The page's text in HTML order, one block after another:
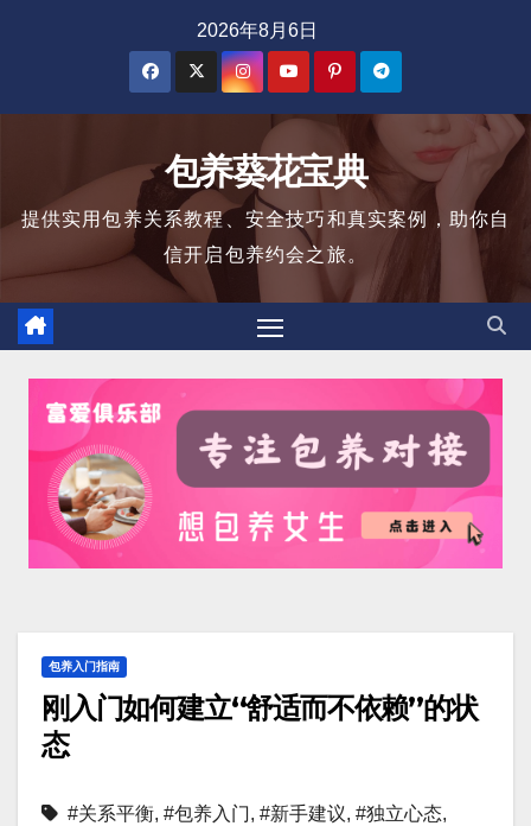
2026年8月6日
包养葵花宝典
提供实用包养关系教程、安全技巧和真实案例，助你自
信开启包养约会之旅。
包养入门指南
刚入门如何建立“舒适而不依赖”的状
态
#关系平衡, #包养入门, #新手建议, #独立心态,